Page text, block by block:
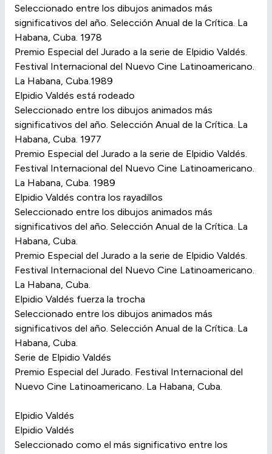
Seleccionado entre los dibujos animados más
significativos del año. Selección Anual de la Crítica. La
Habana, Cuba. 1978
Premio Especial del Jurado a la serie de Elpidio Valdés.
Festival Internacional del Nuevo Cine Latinoamericano.
La Habana, Cuba.1989
Elpidio Valdés está rodeado
Seleccionado entre los dibujos animados más
significativos del año. Selección Anual de la Crítica. La
Habana, Cuba. 1977
Premio Especial del Jurado a la serie de Elpidio Valdés.
Festival Internacional del Nuevo Cine Latinoamericano.
La Habana, Cuba. 1989
Elpidio Valdés contra los rayadillos
Seleccionado entre los dibujos animados más
significativos del año. Selección Anual de la Crítica. La
Habana, Cuba.
Premio Especial del Jurado a la serie de Elpidio Valdés.
Festival Internacional del Nuevo Cine Latinoamericano.
La Habana, Cuba.
Elpidio Valdés fuerza la trocha
Seleccionado entre los dibujos animados más
significativos del año. Selección Anual de la Crítica. La
Habana, Cuba.
Serie de Elpidio Valdés
Premio Especial del Jurado. Festival Internacional del
Nuevo Cine Latinoamericano. La Habana, Cuba.
Elpidio Valdés
Elpidio Valdés
Seleccionado como el más significativo entre los